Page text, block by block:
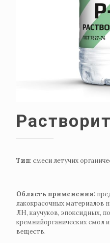
Тип: смеси летучих
Область применения:
лакокрасочных материалов
ЛН, каучуков, эпоксидных,
кремнийорганических смол
веществ.